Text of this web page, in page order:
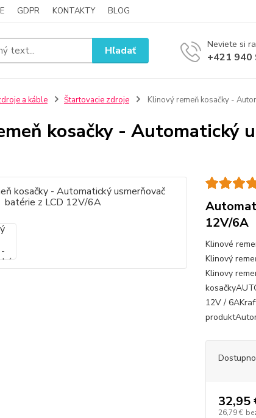
GDPR KONTAKTY BLOG
Hľadať Neviete si
+421 940
a káble Štartovacie zdroje Klinový remeň kosačky -
kosačky - Automatický
12V/6A
Klinové
Klinový
Klinovy
12V /
32,95
26,79 €